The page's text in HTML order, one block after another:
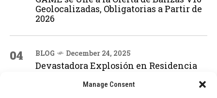
Manage Consent
Geolocalizadas, Obligatorias a Partir de
2026
04 BLOG December 24, 2025
Devastadora Explosión en Residencia
Menos Dos Víctimas Fatales